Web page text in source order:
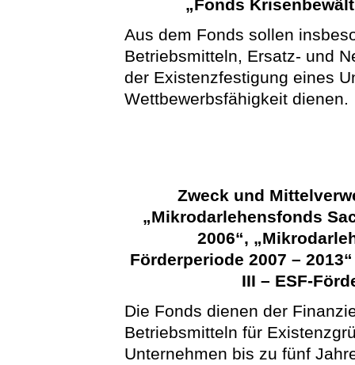
„Fonds
Aus dem Fonds sollen
Betriebsmitteln, Ersatz- und
der Existenzfestigung eines
Wettbewerbsfähigkeit dienen.
Zweck und
„Mikrodarlehensfonds
2006“,
Förderperiode 2007 –
III – ESF-
Die Fonds dienen der
Betriebsmitteln für
Unternehmen bis zu fünf